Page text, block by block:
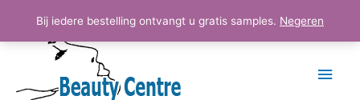
Bij iedere bestelling ontvangt u gratis samples. Negeren